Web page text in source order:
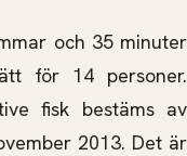
och 35 minuter
för 14 personer.
fisk bestäms av
2013. Det är